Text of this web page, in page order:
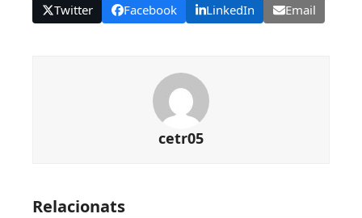
Twitter Facebook LinkedIn Email
cetr05
Relacionats